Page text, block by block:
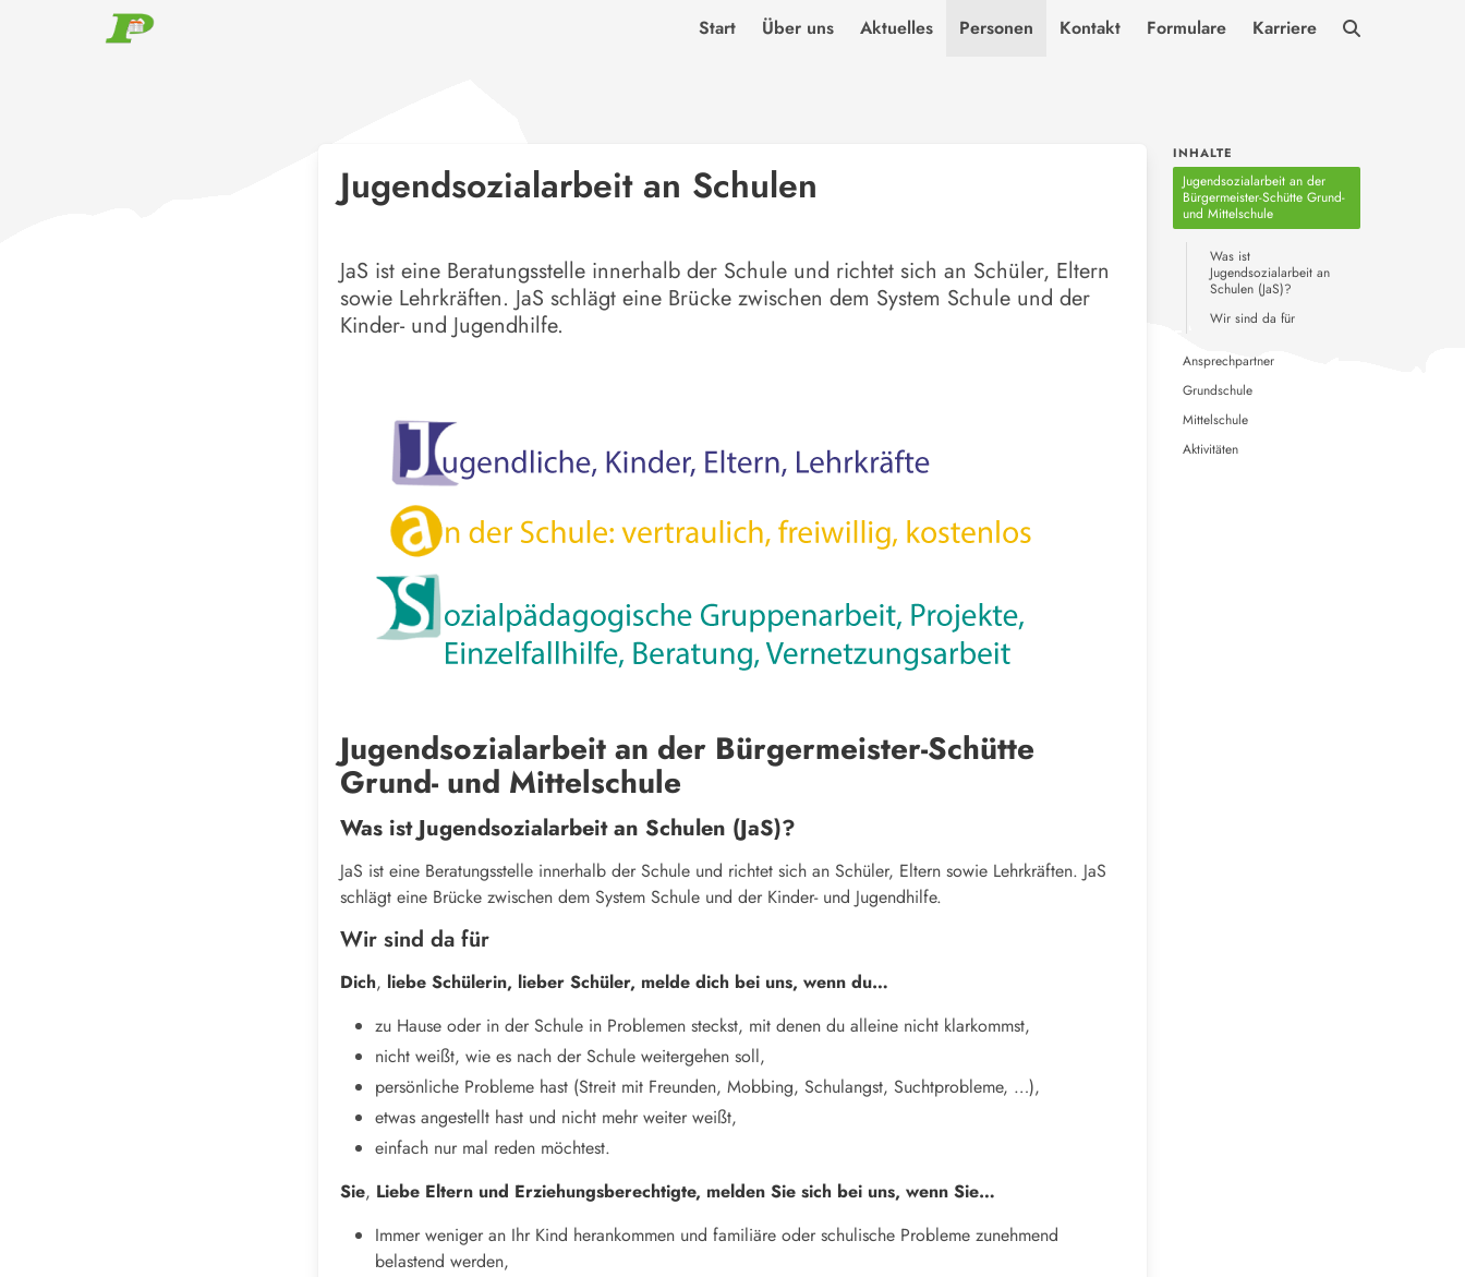
Start Über uns Aktuelles Personen Kontakt Formulare Karriere
Jugendsozialarbeit an Schulen
JaS ist eine Beratungsstelle innerhalb der Schule und richtet sich an Schüler, Eltern
sowie Lehrkräften. JaS schlägt eine Brücke zwischen dem System Schule und der
Kinder- und Jugendhilfe.
Jugendsozialarbeit an der Bürgermeister-Schütte
Grund- und Mittelschule
Was ist Jugendsozialarbeit an Schulen (JaS)?
JaS ist eine Beratungsstelle innerhalb der Schule und richtet sich an Schüler, Eltern sowie Lehrkräften. JaS
schlägt eine Brücke zwischen dem System Schule und der Kinder- und Jugendhilfe.
Wir sind da für
Dich, liebe Schülerin, lieber Schüler, melde dich bei uns, wenn du…
zu Hause oder in der Schule in Problemen steckst, mit denen du alleine nicht klarkommst,
nicht weißt, wie es nach der Schule weitergehen soll,
persönliche Probleme hast (Streit mit Freunden, Mobbing, Schulangst, Suchtprobleme, …),
etwas angestellt hast und nicht mehr weiter weißt,
einfach nur mal reden möchtest.
Sie, Liebe Eltern und Erziehungsberechtigte, melden Sie sich bei uns, wenn Sie…
Immer weniger an Ihr Kind herankommen und familiäre oder schulische Probleme zunehmend
belastend werden,
INHALTE
Jugendsozialarbeit an der
Bürgermeister-Schütte Grund-
und Mittelschule
Was ist
Jugendsozialarbeit an
Schulen (JaS)?
Wir sind da für
Ansprechpartner
Grundschule
Mittelschule
Aktivitäten